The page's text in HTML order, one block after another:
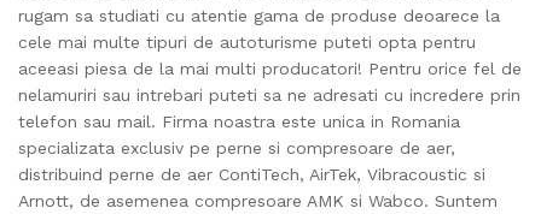
rugam sa studiati cu atentie gama de produse deoarece la
cele mai multe tipuri de autoturisme puteti opta pentru
aceeasi piesa de la mai multi producatori! Pentru orice fel de
nelamuriri sau intrebari puteti sa ne adresati cu incredere prin
telefon sau mail. Firma noastra este unica in Romania
specializata exclusiv pe perne si compresoare de aer,
distribuind perne de aer ContiTech, AirTek, Vibracoustic si
Arnott, de asemenea compresoare AMK si Wabco. Suntem